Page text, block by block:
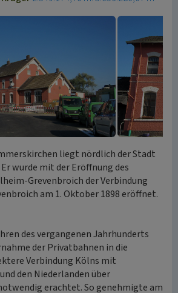
liegt nördlich der Stadt
wurde mit der Eröffnung des
Grevenbroich der Verbindung
am 1. Oktober 1898 eröffnet.
des vergangenen Jahrhunderts
der Privatbahnen in die
Verbindung Kölns mit
den Niederlanden über
erachtet. So genehmigte am